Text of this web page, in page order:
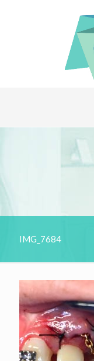
IMG_7684